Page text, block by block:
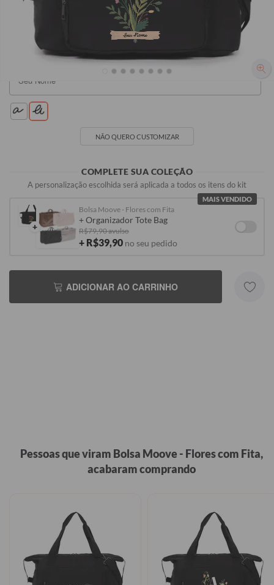
Seu Nome
R$219,90 R$219,90
NÃO QUERO CUSTOMIZAR
COMPLETE SUA COLEÇÃO
A personalização escolhida será aplicada a todos os itens do kit
MAIS VENDIDO
+
Bolsa Moove - Flores com Fita
+ Organizador Tote Bag
R$79,90 avulso
+ R$39,90 no seu pedido
ADICIONAR AO CARRINHO
Pessoas que viram Bolsa Moove - Flores com Fita,
acabaram comprando